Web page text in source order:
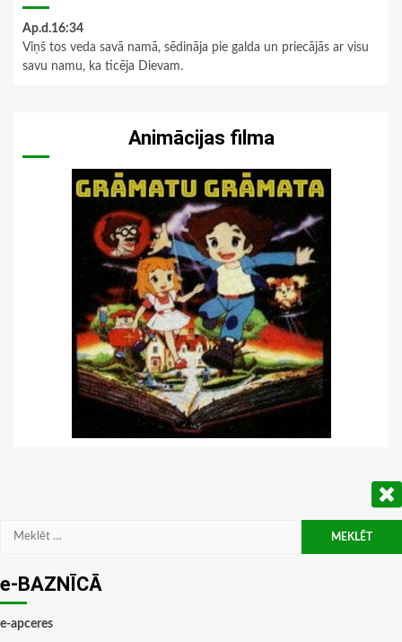
Ap.d.16:34
Viņš tos veda savā namā, sēdināja pie galda un priecājās ar visu
savu namu, ka ticēja Dievam.
Animācijas filma
Meklēt:
e-BAZNĪCĀ
e-apceres